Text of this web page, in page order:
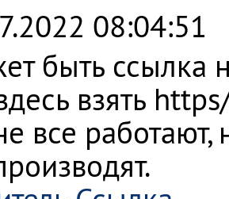
08:04:51
быть ссылка
взять
все